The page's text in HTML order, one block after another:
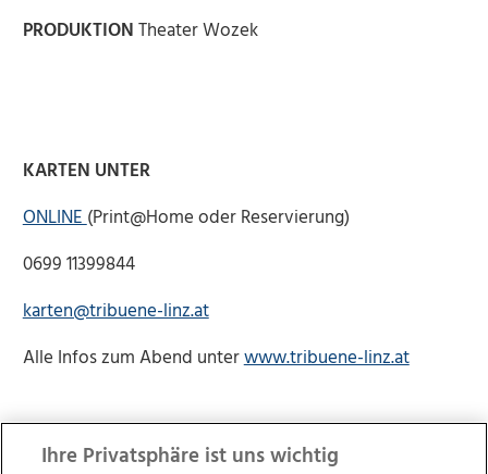
PRODUKTIONTheater Wozek
KARTEN UNTER
ONLINE(Print@Home oder Reservierung)
0699 11399844
karten@tribuene-linz.at
Alle Infos zum Abend unterwww.tribuene-linz.at
Ihre Privatsphäre ist uns wichtig